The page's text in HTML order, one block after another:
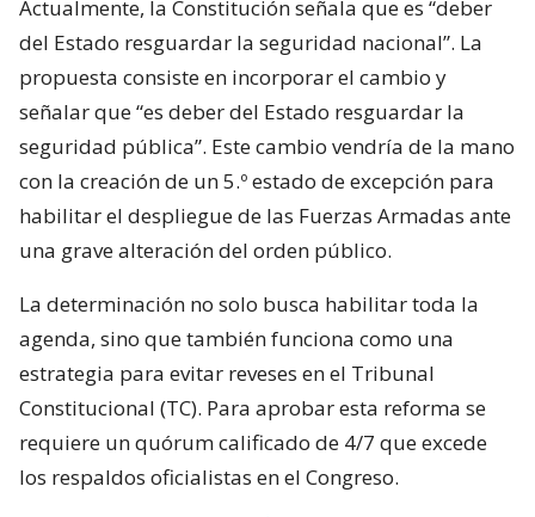
Actualmente, la Constitución señala que es “deber
del Estado resguardar la seguridad nacional”. La
propuesta consiste en incorporar el cambio y
señalar que “es deber del Estado resguardar la
seguridad pública”. Este cambio vendría de la mano
con la creación de un 5.º estado de excepción para
habilitar el despliegue de las Fuerzas Armadas ante
una grave alteración del orden público.
La determinación no solo busca habilitar toda la
agenda, sino que también funciona como una
estrategia para evitar reveses en el Tribunal
Constitucional (TC). Para aprobar esta reforma se
requiere un quórum calificado de 4/7 que excede
los respaldos oficialistas en el Congreso.